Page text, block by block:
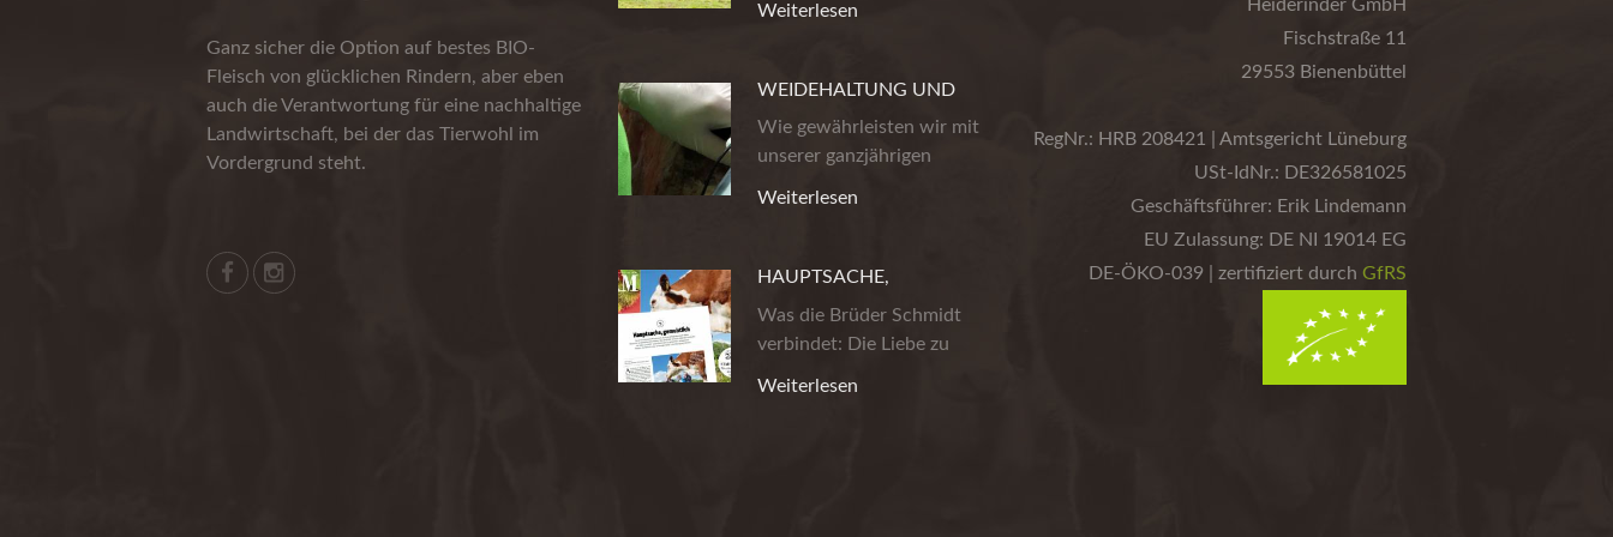
Ganz sicher die Option auf bestes BIO-
Fleisch von glücklichen Rindern, aber eben
auch die Verantwortung für eine nachhaltige
Landwirtschaft, bei der das Tierwohl im
Vordergrund steht.
Weiterlesen
WEIDEHALTUNG UND
PRODUKTSICHERHEIT
Wie gewährleisten wir mit
unserer ganzjährigen
Weiterlesen
HAUPTSACHE,
GEMUHTLICH!
Was die Brüder Schmidt
verbindet: Die Liebe zu
Weiterlesen
Heiderinder GmbH
Fischstraße 11
29553 Bienenbüttel
RegNr.: HRB 208421 | Amtsgericht Lüneburg
USt-IdNr.: DE326581025
Geschäftsführer: Erik Lindemann
EU Zulassung: DE NI 19014 EG
DE-ÖKO-039 | zertifiziert durch GfRS